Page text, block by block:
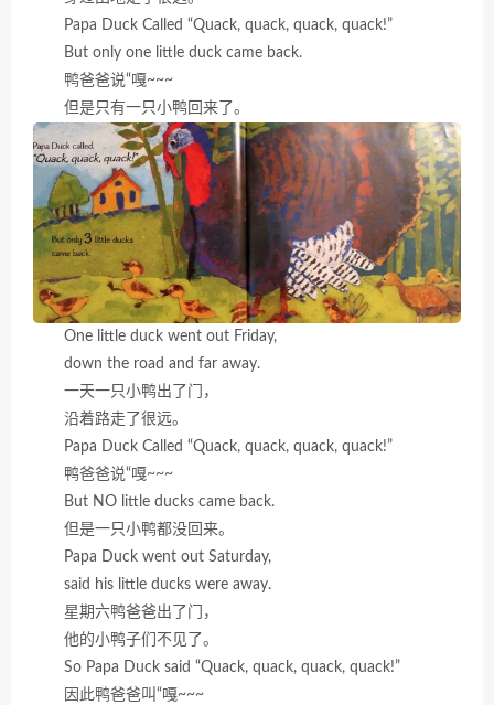
Papa Duck Called “Quack, quack, quack, quack!”
But only one little duck came back.
鸭爸爸说“嘎~~~
但是只有一只小鸭回来了。
One little duck went out Friday,
down the road and far away.
一天一只小鸭出了门，
沿着路走了很远。
Papa Duck Called “Quack, quack, quack, quack!”
鸭爸爸说“嘎~~~
But NO little ducks came back.
但是一只小鸭都没回来。
Papa Duck went out Saturday,
said his little ducks were away.
星期六鸭爸爸出了门，
他的小鸭子们不见了。
So Papa Duck said “Quack, quack, quack, quack!”
因此鸭爸爸叫“嘎~~~